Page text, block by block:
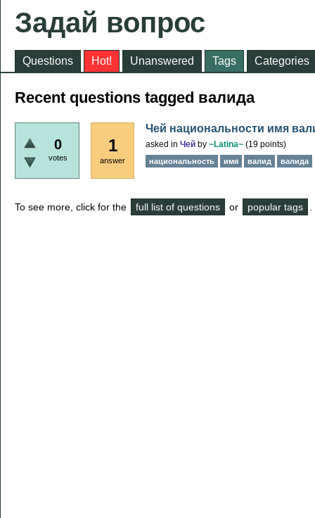
Задай вопрос
Questions Hot! Unanswered Tags Categories
Recent questions tagged валида
0
votes
1
answer
Чей национальности имя
asked in Чей by ~Latina~ (19 points)
национальность имя валид валида
To see more, click for the full list of questions or popular tags